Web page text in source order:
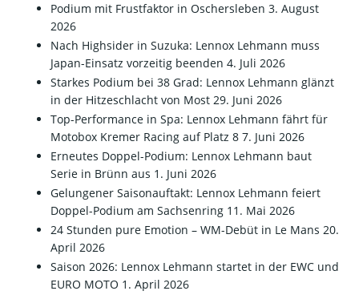
Podium mit Frustfaktor in Oschersleben 3. August
2026
Nach Highsider in Suzuka: Lennox Lehmann muss
Japan-Einsatz vorzeitig beenden 4. Juli 2026
Starkes Podium bei 38 Grad: Lennox Lehmann glänzt
in der Hitzeschlacht von Most 29. Juni 2026
Top-Performance in Spa: Lennox Lehmann fährt für
Motobox Kremer Racing auf Platz 8 7. Juni 2026
Erneutes Doppel-Podium: Lennox Lehmann baut
Serie in Brünn aus 1. Juni 2026
Gelungener Saisonauftakt: Lennox Lehmann feiert
Doppel-Podium am Sachsenring 11. Mai 2026
24 Stunden pure Emotion – WM-Debüt in Le Mans 20.
April 2026
Saison 2026: Lennox Lehmann startet in der EWC und
EURO MOTO 1. April 2026